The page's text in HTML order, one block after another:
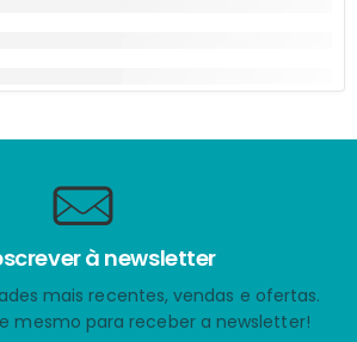
à newsletter
mais recentes, vendas e ofertas.
mesmo para receber a newsletter!